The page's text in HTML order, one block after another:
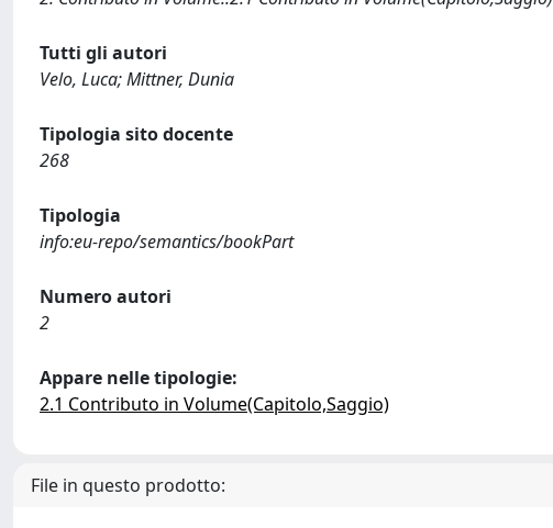
Tutti gli autori
Velo, Luca; Mittner, Dunia
Tipologia sito docente
268
Tipologia
info:eu-repo/semantics/bookPart
Numero autori
2
Appare nelle tipologie:
2.1 Contributo in Volume(Capitolo,Saggio)
File in questo prodotto: